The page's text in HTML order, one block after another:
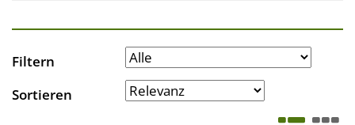
Filtern
Sortieren